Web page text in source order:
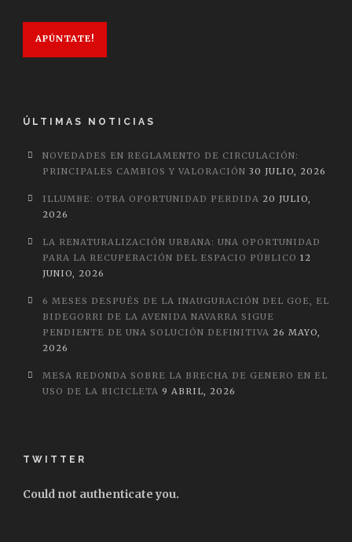
APÚNTATE!
ÚLTIMAS NOTICIAS
NOVEDADES EN REGLAMENTO DE CIRCULACIÓN:
PRINCIPALES CAMBIOS Y VALORACIÓN 30 JULIO, 2026
ILLUMBE: OTRA OPORTUNIDAD PERDIDA 20 JULIO,
2026
LA RENATURALIZACIÓN URBANA: UNA OPORTUNIDAD
PARA LA RECUPERACIÓN DEL ESPACIO PÚBLICO 12
JUNIO, 2026
6 MESES DESPUÉS DE LA INAUGURACIÓN DEL GOE, EL
BIDEGORRI DE LA AVENIDA NAVARRA SIGUE
PENDIENTE DE UNA SOLUCIÓN DEFINITIVA 26 MAYO,
2026
MESA REDONDA SOBRE LA BRECHA DE GENERO EN EL
USO DE LA BICICLETA 9 ABRIL, 2026
TWITTER
Could not authenticate you.